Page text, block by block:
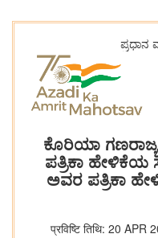
ಕೊರಿಯಾ
ಪತ್ರಿಕಾ ಹೇಳಿಕೆಯ
ಅವರ ಪತ್ರಿಕಾ
प्रविष्टि तिथि: 20